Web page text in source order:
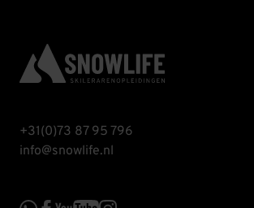
+31(0)73 87 95 796
info@snowlife.nl